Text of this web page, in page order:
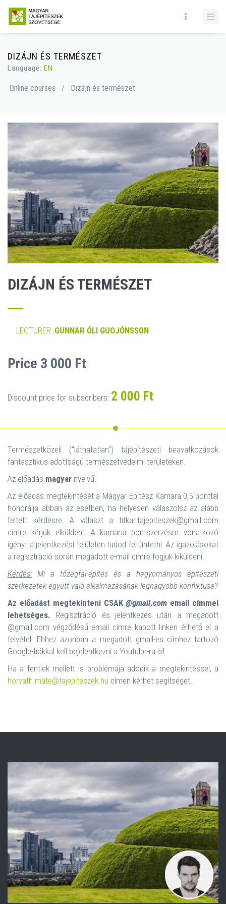
DIZÁJN ÉS TERMÉSZET
Language: EN
Online courses / Dizájn és természet
DIZÁJN ÉS TERMÉSZET
LECTURER: GUNNAR ÓLI GUOJÓNSSON
Price 3 000 Ft
Discount price for subscribers: 2 000 Ft
Természetközeli ("láthatatlan") tájépítészeti beavatkozások
fantasztikus adottságú természetvédelmi területeken.
Az előadás magyar nyelvű.
Az előadás megtekintését a Magyar Építész Kamara 0,5 ponttal
honorálja abban az esetben, ha helyesen válaszolsz az alább
feltett kérdésre. A választ a titkar.tajepiteszek@gmail.com
címre kérjük elküldeni. A kamarai pontszerzésre vonatkozó
igényt a jelentkezési felületen tudod feltüntetni. Az igazolásokat
a regisztráció során megadott e-mail címre fogjuk kiküldeni.
Kérdés: Mi a tőzegfal-építés és a hagyományos építészeti
szerkezetek együtt való alkalmazásának legnagyobb konfliktusa?
Az előadást megtekinteni CSAK@gmail.com email címmel
lehetséges. Regisztráció és jelentkezés után a megadott
@gmail.com végződésű email címre kapott linken érhető el a
felvétel. Ehhez azonban a megadott gmail-es címhez tartozó
Google-fiókkal kell bejelentkezni a Youtube-ra is!
Ha a fentiek mellett is problémája adódik a megtekintéssel, a
horvath.mate@tajepiteszek.hu címen kérhet segítséget.